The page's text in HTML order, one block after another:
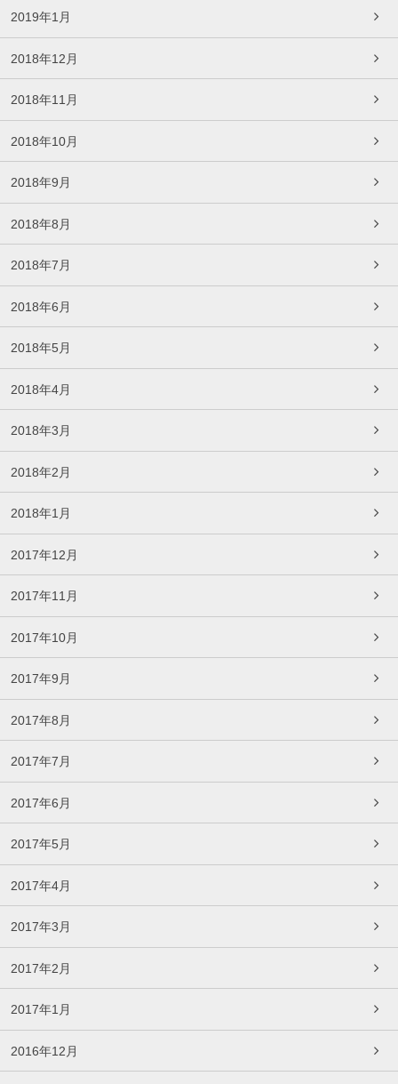
2019年1月
2018年12月
2018年11月
2018年10月
2018年9月
2018年8月
2018年7月
2018年6月
2018年5月
2018年4月
2018年3月
2018年2月
2018年1月
2017年12月
2017年11月
2017年10月
2017年9月
2017年8月
2017年7月
2017年6月
2017年5月
2017年4月
2017年3月
2017年2月
2017年1月
2016年12月